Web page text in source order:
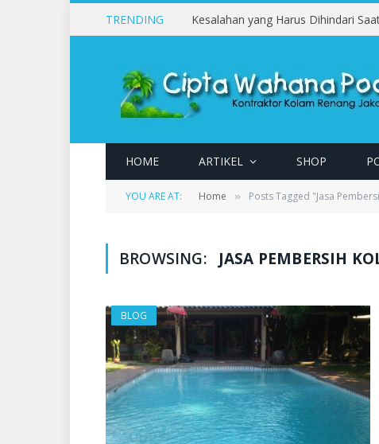
TRENDING
HOME ARTIKEL SHOP
YOU ARE AT: Home » Posts Tagged "Jasa
BROWSING: JASA PEMBERSIH
BLOG